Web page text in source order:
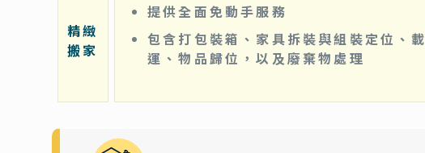
精緻
搬家
提供全面免動手服務
包含打包裝箱、家具拆裝與組裝定位、載
運、物品歸位，以及廢棄物處理